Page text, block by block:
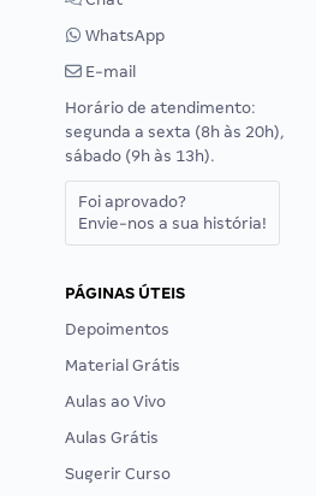
WhatsApp
E-mail
Horário de atendimento:
segunda a sexta (8h às 20h),
sábado (9h às 13h).
Foi aprovado?
Envie-nos a sua história!
PÁGINAS ÚTEIS
Depoimentos
Material Grátis
Aulas ao Vivo
Aulas Grátis
Sugerir Curso